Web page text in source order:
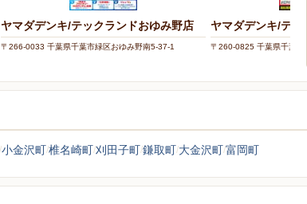
ヤマダデンキ/テックランドおゆみ野店
〒266-0033 千葉県千葉市緑区おゆみ野南5-37-1
ヤマダデンキ/テッ
〒260-0825 千葉県千葉市
小金沢町椎名崎町刈田子町鎌取町 大金沢町富岡町